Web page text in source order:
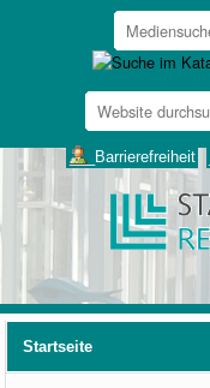
Website
durchsuchen
___Barrierefreiheit
Startseite